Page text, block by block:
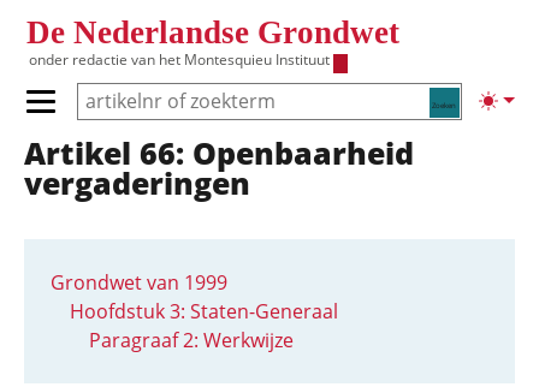
De Nederlandse Grondwet
onder redactie van het Montesquieu Instituut
Zoeken
Primair menu tonen/verbergen
Hoofdnavigatie
Artikel 66: Openbaarheid
vergaderingen
Grondwet van 1999
Hoofdstuk 3: Staten-Generaal
Paragraaf 2: Werkwijze